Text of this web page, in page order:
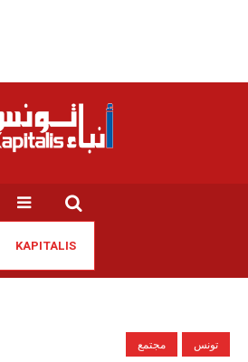
KAPITALIS
تونس مجتمع